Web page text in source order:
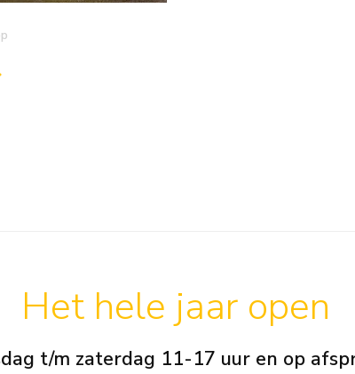
Het hele jaar open
t/m zaterdag 11-17 uur en op